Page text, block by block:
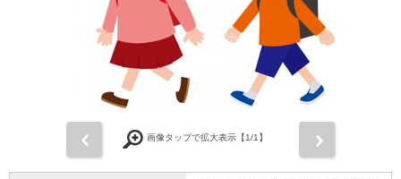
画像タップで拡大表示【1/1】